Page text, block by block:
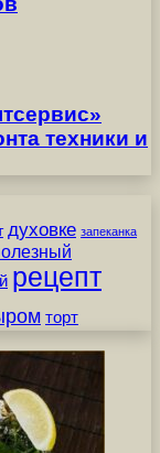
техники и
духовке запеканка
рецепт
торт